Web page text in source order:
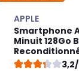
APPLE
Smartphone
Minuit 128Go